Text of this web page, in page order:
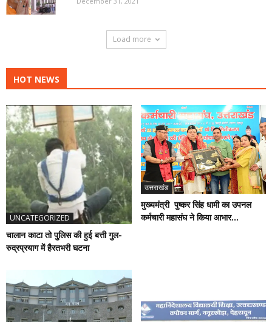
Load more
HOT NEWS
UNCATEGORIZED
चालान काटा तो पुलिस की हुई बत्ती गुल-
रुद्रप्रयाग में हैरतभरी घटना
उत्तराखंड
मुख्यमंत्री पुष्कर सिंह धामी का उपनल
कर्मचारी महासंघ ने किया आभार...